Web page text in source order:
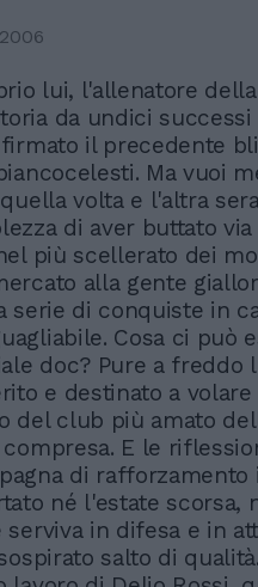
lui, l'allenatore
da undici
il precedente
Ma vuoi
volta e l'altra
di aver buttato
più scellerato dei
alla gente
serie di conquiste in
Cosa ci può
doc? Pure a freddo
e destinato a
del club più amato
compresa. E le
di rafforzamento
né l'estate scorsa,
in difesa e in
salto di